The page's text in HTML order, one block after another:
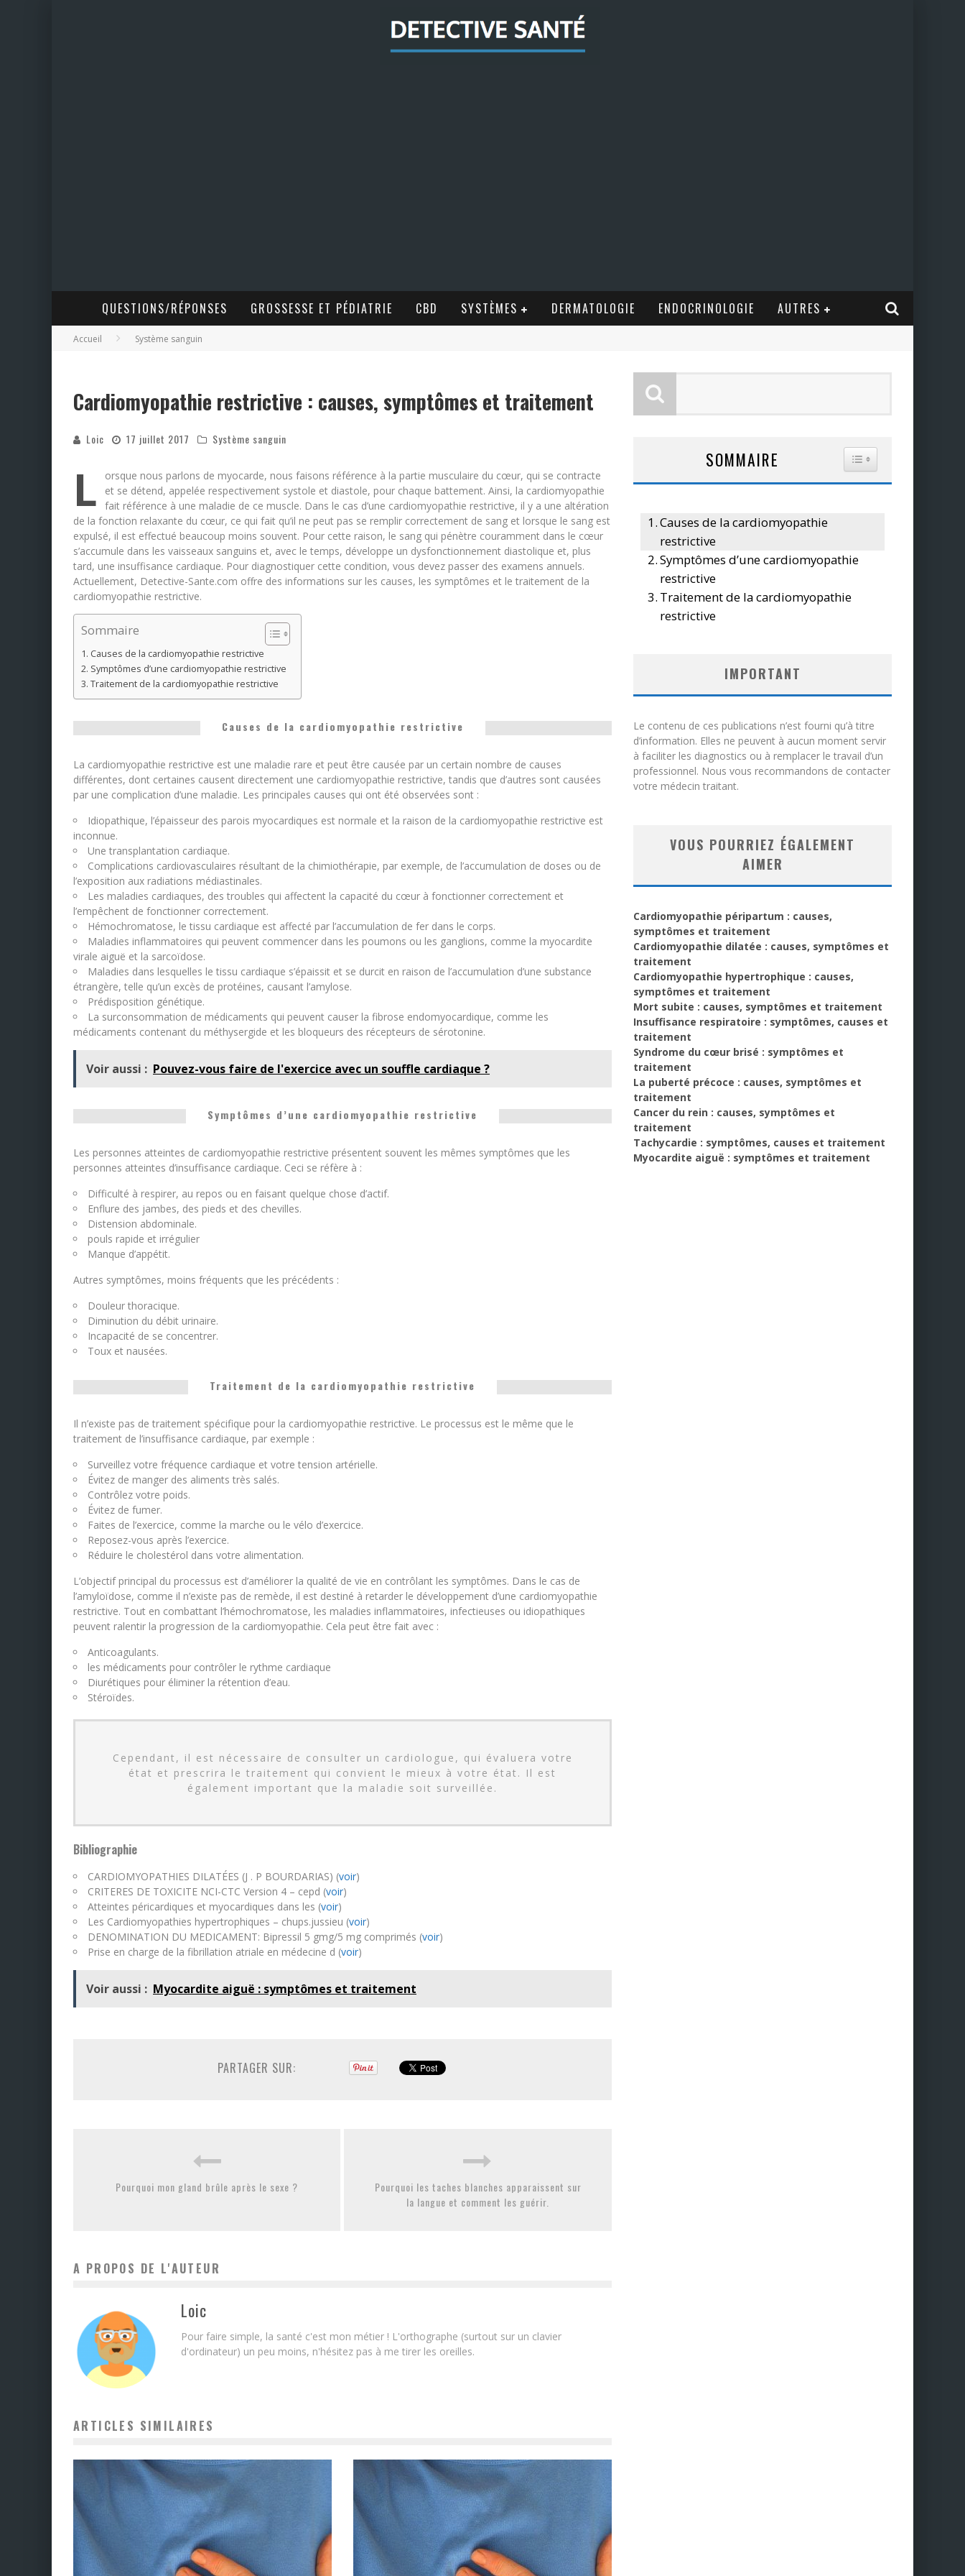
QUESTIONS/RÉPONSES GROSSESSE ET PÉDIATRIE CBD SYSTÈMES DERMATOLOGIE ENDOCRINOLOGIE AUTRES
Accueil Système sanguin
Cardiomyopathie restrictive : causes, symptômes et traitement
Loic 17 juillet 2017 Système sanguin
L
orsque nous parlons de myocarde, nous faisons référence à la partie musculaire du cœur, qui se contracte
et se détend, appelée respectivement systole et diastole, pour chaque battement. Ainsi, la cardiomyopathie
fait référence à une maladie de ce muscle. Dans le cas d’une cardiomyopathie restrictive, il y a une altération
de la fonction relaxante du cœur, ce qui fait qu’il ne peut pas se remplir correctement de sang et lorsque le sang est
expulsé, il est effectué beaucoup moins souvent. Pour cette raison, le sang qui pénètre couramment dans le cœur
s’accumule dans les vaisseaux sanguins et, avec le temps, développe un dysfonctionnement diastolique et, plus
tard, une insuffisance cardiaque. Pour diagnostiquer cette condition, vous devez passer des examens annuels.
Actuellement, Detective-Sante.com offre des informations sur les causes, les symptômes et le traitement de la
cardiomyopathie restrictive.
Sommaire
Causes de la cardiomyopathie restrictive
Symptômes d’une cardiomyopathie restrictive
Traitement de la cardiomyopathie restrictive
Causes de la cardiomyopathie restrictive
La cardiomyopathie restrictive est une maladie rare et peut être causée par un certain nombre de causes
différentes, dont certaines causent directement une cardiomyopathie restrictive, tandis que d’autres sont causées
par une complication d’une maladie. Les principales causes qui ont été observées sont :
Idiopathique, l’épaisseur des parois myocardiques est normale et la raison de la cardiomyopathie restrictive est
inconnue.
Une transplantation cardiaque.
Complications cardiovasculaires résultant de la chimiothérapie, par exemple, de l’accumulation de doses ou de
l’exposition aux radiations médiastinales.
Les maladies cardiaques, des troubles qui affectent la capacité du cœur à fonctionner correctement et
l’empêchent de fonctionner correctement.
Hémochromatose, le tissu cardiaque est affecté par l’accumulation de fer dans le corps.
Maladies inflammatoires qui peuvent commencer dans les poumons ou les ganglions, comme la myocardite
virale aiguë et la sarcoïdose.
Maladies dans lesquelles le tissu cardiaque s’épaissit et se durcit en raison de l’accumulation d’une substance
étrangère, telle qu’un excès de protéines, causant l’amylose.
Prédisposition génétique.
La surconsommation de médicaments qui peuvent causer la fibrose endomyocardique, comme les
médicaments contenant du méthysergide et les bloqueurs des récepteurs de sérotonine.
Voir aussi : Pouvez-vous faire de l'exercice avec un souffle cardiaque ?
Symptômes d’une cardiomyopathie restrictive
Les personnes atteintes de cardiomyopathie restrictive présentent souvent les mêmes symptômes que les
personnes atteintes d’insuffisance cardiaque. Ceci se réfère à :
Difficulté à respirer, au repos ou en faisant quelque chose d’actif.
Enflure des jambes, des pieds et des chevilles.
Distension abdominale.
pouls rapide et irrégulier
Manque d’appétit.
Autres symptômes, moins fréquents que les précédents :
Douleur thoracique.
Diminution du débit urinaire.
Incapacité de se concentrer.
Toux et nausées.
Traitement de la cardiomyopathie restrictive
Il n’existe pas de traitement spécifique pour la cardiomyopathie restrictive. Le processus est le même que le
traitement de l’insuffisance cardiaque, par exemple :
Surveillez votre fréquence cardiaque et votre tension artérielle.
Évitez de manger des aliments très salés.
Contrôlez votre poids.
Évitez de fumer.
Faites de l’exercice, comme la marche ou le vélo d’exercice.
Reposez-vous après l’exercice.
Réduire le cholestérol dans votre alimentation.
L’objectif principal du processus est d’améliorer la qualité de vie en contrôlant les symptômes. Dans le cas de
l’amyloïdose, comme il n’existe pas de remède, il est destiné à retarder le développement d’une cardiomyopathie
restrictive. Tout en combattant l’hémochromatose, les maladies inflammatoires, infectieuses ou idiopathiques
peuvent ralentir la progression de la cardiomyopathie. Cela peut être fait avec :
Anticoagulants.
les médicaments pour contrôler le rythme cardiaque
Diurétiques pour éliminer la rétention d’eau.
Stéroïdes.
Cependant, il est nécessaire de consulter un cardiologue, qui évaluera votre
état et prescrira le traitement qui convient le mieux à votre état. Il est
également important que la maladie soit surveillée.
Bibliographie
CARDIOMYOPATHIES DILATÉES (J . P BOURDARIAS) (voir)
CRITERES DE TOXICITE NCI-CTC Version 4 – cepd (voir)
Atteintes péricardiques et myocardiques dans les (voir)
Les Cardiomyopathies hypertrophiques – chups.jussieu (voir)
DENOMINATION DU MEDICAMENT: Bipressil 5 gmg/5 mg comprimés (voir)
Prise en charge de la fibrillation atriale en médecine d (voir)
Voir aussi : Myocardite aiguë : symptômes et traitement
PARTAGER SUR:
Pourquoi mon gland brûle après le sexe ?
Pourquoi les taches blanches apparaissent sur
la langue et comment les guérir.
A PROPOS DE L'AUTEUR
Loic
Pour faire simple, la santé c'est mon métier ! L'orthographe (surtout sur un clavier
d'ordinateur) un peu moins, n'hésitez pas à me tirer les oreilles.
ARTICLES SIMILAIRES
SOMMAIRE TOGGLE TABLE OF
Causes de la cardiomyopathie
restrictive
Symptômes d’une cardiomyopathie
restrictive
Traitement de la cardiomyopathie
restrictive
IMPORTANT
Le contenu de ces publications n’est fourni qu’à titre
d’information. Elles ne peuvent à aucun moment servir
à faciliter les diagnostics ou à remplacer le travail d’un
professionnel. Nous vous recommandons de contacter
votre médecin traitant.
VOUS POURRIEZ ÉGALEMENT
AIMER
Cardiomyopathie péripartum : causes,
symptômes et traitement
Cardiomyopathie dilatée : causes, symptômes et
traitement
Cardiomyopathie hypertrophique : causes,
symptômes et traitement
Mort subite : causes, symptômes et traitement
Insuffisance respiratoire : symptômes, causes et
traitement
Syndrome du cœur brisé : symptômes et
traitement
La puberté précoce : causes, symptômes et
traitement
Cancer du rein : causes, symptômes et
traitement
Tachycardie : symptômes, causes et traitement
Myocardite aiguë : symptômes et traitement